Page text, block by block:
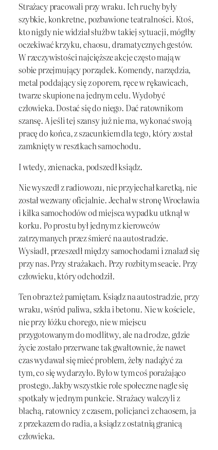
Strażacy pracowali przy wraku. Ich ruchy były
szybkie, konkretne, pozbawione teatralności. Ktoś,
kto nigdy nie widział służb w takiej sytuacji, mógłby
oczekiwać krzyku, chaosu, dramatycznych gestów.
W rzeczywistości najcięższe akcje często mają w
sobie przejmujący porządek. Komendy, narzędzia,
metal poddający się z oporem, ręce w rękawicach,
twarze skupione na jednym celu. Wydobyć
człowieka. Dostać się do niego. Dać ratownikom
szansę. A jeśli tej szansy już nie ma, wykonać swoją
pracę do końca, z szacunkiem dla tego, który został
zamknięty w resztkach samochodu.
I wtedy, znienacka, podszedł ksiądz.
Nie wyszedł z radiowozu, nie przyjechał karetką, nie
został wezwany oficjalnie. Jechał w stronę Wrocławia
i kilka samochodów od miejsca wypadku utknął w
korku. Po prostu był jednym z kierowców
zatrzymanych przez śmierć na autostradzie.
Wysiadł, przeszedł między samochodami i znalazł się
przy nas. Przy strażakach. Przy rozbitym seacie. Przy
człowieku, który odchodził.
Ten obraz też pamiętam. Ksiądz na autostradzie, przy
wraku, wśród paliwa, szkła i betonu. Nie w kościele,
nie przy łóżku chorego, nie w miejscu
przygotowanym do modlitwy, ale na drodze, gdzie
życie zostało przerwane tak gwałtownie, że nawet
czas wydawał się mieć problem, żeby nadążyć za
tym, co się wydarzyło. Było w tym coś porażająco
prostego. Jakby wszystkie role społeczne nagle się
spotkały w jednym punkcie. Strażacy walczyli z
blachą, ratownicy z czasem, policjanci z chaosem, ja
z przekazem do radia, a ksiądz z ostatnią granicą
człowieka.